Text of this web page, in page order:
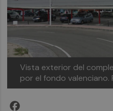
Vista exterior del
por el fondo valenciano.